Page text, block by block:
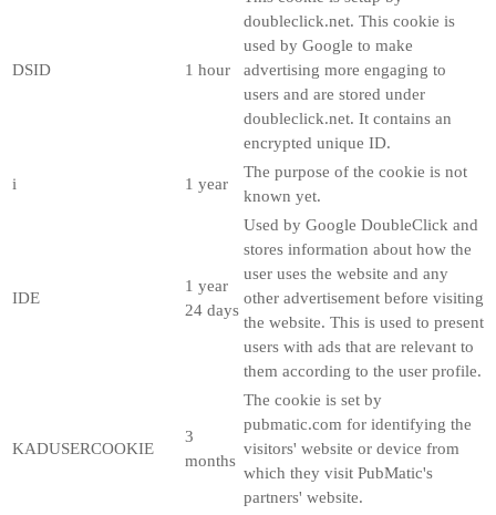
DSID 1 hour
doubleclick.net. This cookie is
used by Google to make
advertising more engaging to
users and are stored under
doubleclick.net. It contains an
encrypted unique ID.
i 1 year
The purpose of the cookie is not
known yet.
IDE
1 year
24 days
Used by Google DoubleClick and
stores information about how the
user uses the website and any
other advertisement before visiting
the website. This is used to present
users with ads that are relevant to
them according to the user profile.
KADUSERCOOKIE
3
months
The cookie is set by
pubmatic.com for identifying the
visitors' website or device from
which they visit PubMatic's
partners' website.